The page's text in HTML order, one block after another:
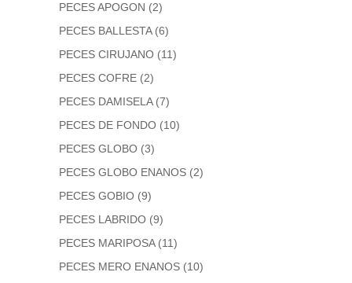
PECES APOGON (2)
PECES BALLESTA (6)
PECES CIRUJANO (11)
PECES COFRE (2)
PECES DAMISELA (7)
PECES DE FONDO (10)
PECES GLOBO (3)
PECES GLOBO ENANOS (2)
PECES GOBIO (9)
PECES LABRIDO (9)
PECES MARIPOSA (11)
PECES MERO ENANOS (10)